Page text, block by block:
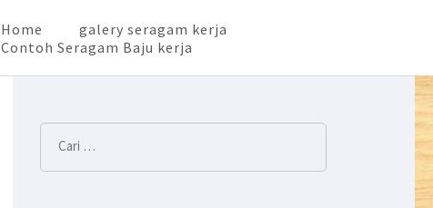
Home
galery seragam kerja
Contoh Seragam Baju kerja
Cari
untuk: